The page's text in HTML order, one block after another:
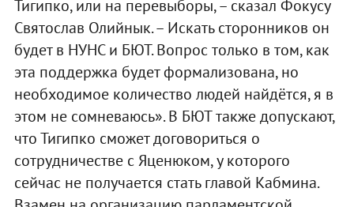
Тигипко, или на перевыборы, – сказал Фокусу
Святослав Олийнык. – Искать сторонников он
будет в НУНС и БЮТ. Вопрос только в том, как
эта поддержка будет формализована, но
необходимое количество людей найдётся, я в
этом не сомневаюсь». В БЮТ также допускают,
что Тигипко сможет договориться о
сотрудничестве с Яценюком, у которого
сейчас не получается стать главой Кабмина.